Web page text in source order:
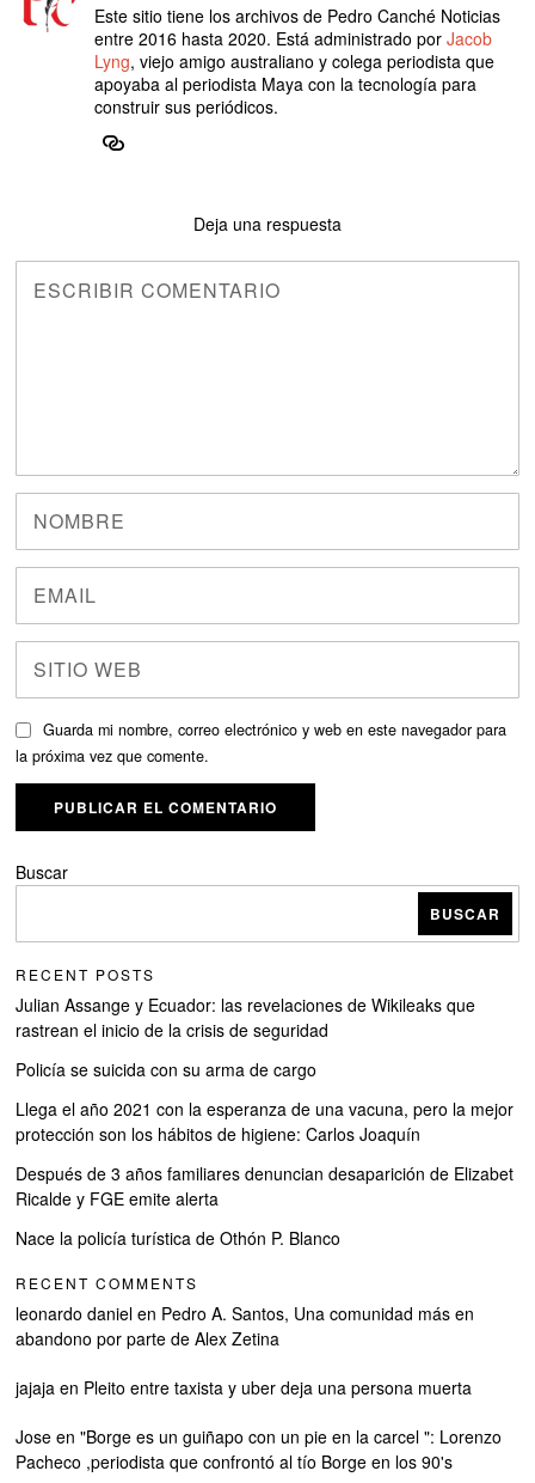
Este sitio tiene los archivos de Pedro Canché Noticias
entre 2016 hasta 2020. Está administrado porJacob
Lyng, viejo amigo australiano y colega periodista que
apoyaba al periodista Maya con la tecnología para
construir sus periódicos.
Deja una respuesta
Guarda mi nombre, correo electrónico y web en este navegador para
la próxima vez que comente.
Buscar
BUSCAR
RECENT POSTS
Julian Assange y Ecuador: las revelaciones de Wikileaks que
rastrean el inicio de la crisis de seguridad
Policía se suicida con su arma de cargo
Llega el año 2021 con la esperanza de una vacuna, pero la mejor
protección son los hábitos de higiene: Carlos Joaquín
Después de 3 años familiares denuncian desaparición de Elizabet
Ricalde y FGE emite alerta
Nace la policía turística de Othón P. Blanco
RECENT COMMENTS
leonardo daniel en Pedro A. Santos, Una comunidad más en
abandono por parte de Alex Zetina
jajaja en Pleito entre taxista y uber deja una persona muerta
Jose en"Borge es un guiñapo con un pie en la carcel ": Lorenzo
Pacheco ,periodista que confrontó al tío Borge en los 90's